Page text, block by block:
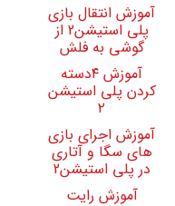
آموزش انتقال بازی
پلی استیشن2 از
گوشی به فلش
آموزش ۴دسته
کردن پلی استیشن
۲
آموزش اجرای بازی
های سگا و آتاری
در پلی استیشن2
آموزش رایت